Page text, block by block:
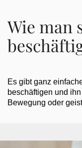
Wie man
Es gibt ganz
beschäftigen und
Bewegung oder